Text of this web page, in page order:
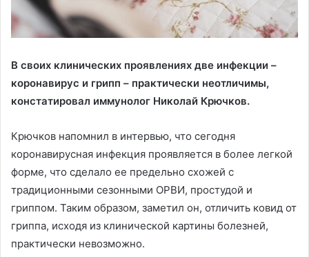
В своих клинических проявлениях две инфекции –
коронавирус и грипп – практически неотличимы,
констатировал иммунолог Николай Крючков.
Крючков напомнил в интервью, что сегодня
коронавирусная инфекция проявляется в более легкой
форме, что сделало ее предельно схожей с
традиционными сезонными ОРВИ, простудой и
гриппом. Таким образом, заметил он, отличить ковид от
гриппа, исходя из клинической картины болезней,
практически невозможно.